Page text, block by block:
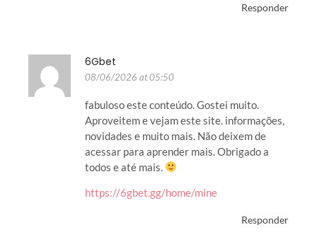
Responder
6Gbet
08/06/2026 at 05:50
fabuloso este conteúdo. Gostei muito.
Aproveitem e vejam este site. informações,
novidades e muito mais. Não deixem de
acessar para aprender mais. Obrigado a
todos e até mais.
https://6gbet.gg/home/mine
Responder